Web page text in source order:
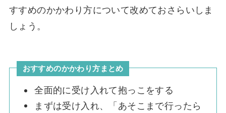
すすめのかかわり方について改めておさらいしま
しょう。
おすすめのかかわり方まとめ
全面的に受け入れて抱っこをする
まずは受け入れ、「あそこまで行ったら